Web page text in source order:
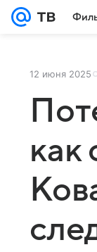
12 июня 2025
как